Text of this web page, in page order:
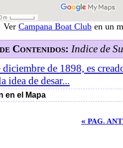
Ver Campana Boat Club en un
Contenidos: Indice de
de 1898, es
idea de desar...
en el Mapa
« PAG.